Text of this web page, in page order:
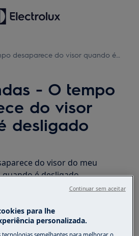
desaparece do visor quando é
- O tempo
do visor
desligado
do visor do meu
é desligado
pode estar ligado
para lhe
personalizada.
Continuar sem aceitar